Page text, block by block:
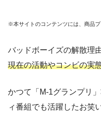
※本サイトのコンテンツには、商品プ
バッドボーイズの解散理
現在の活動やコンビの実
かつて「M-1グランプリ
ィ番組でも活躍したお笑